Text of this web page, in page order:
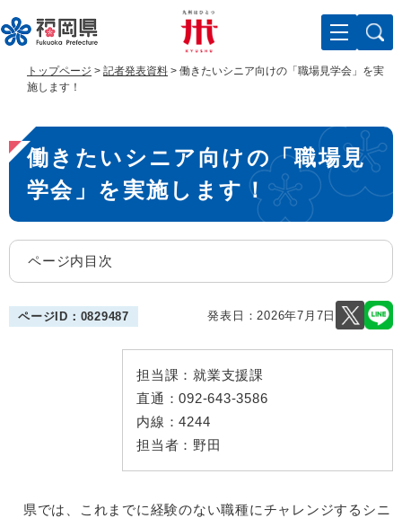
ー
ジ
す
。
ニ
ュ
し
て
へ
トップページ > 記者発表資料 > 働きたいシニア向けの「職場見学会」を実
施します！
本
文
働きたいシニア向けの「職場見
学会」を実施します！
ページ内目次
ページID：0829487 発表日：2026年7月7日
担当課： 就業支援課
直通：092-643-3586
内線：4244
担当者： 野田
県では、これまでに経験のない職種にチャレンジするシニ